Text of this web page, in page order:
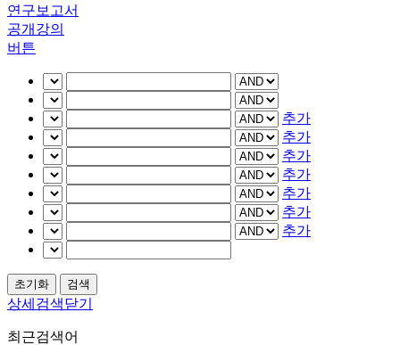
연구보고서
공개강의
버튼
추가
추가
추가
추가
추가
추가
추가
상세검색닫기
최근검색어